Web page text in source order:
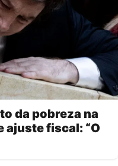
da pobreza na
ajuste fiscal: “O